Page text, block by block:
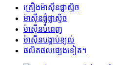
គ្រឿងម៉ាស៊ីនផ្លាស្ទិច
ម៉ាស៊ីនផ្លុំផ្លាស្ទិច
ម៉ាស៊ីនបំពេញ
ម៉ាស៊ីនបង្ហាប់ខ្យល់
ផលិតផលផ្សេងទៀត។